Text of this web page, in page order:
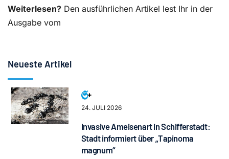
Weiterlesen? Den ausführlichen Artikel lest Ihr in der
Ausgabe vom
Neueste Artikel
24. JULI 2026
Invasive Ameisenart in Schifferstadt:
Stadt informiert über „Tapinoma
magnum“